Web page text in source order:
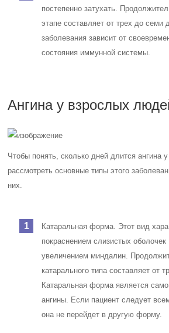
постепенно затухать.
этапе составляет от трех до семи
заболевания зависит от
состояния иммунной системы.
Ангина у взрослых
Чтобы понять, сколько дней длится ангина
рассмотреть основные типы этого
них.
Катаральная форма. Этот вид
покраснением слизистых
увеличением миндалин.
катарального типа составляет от
Катаральная форма является
ангины. Если пациент следует
она не перейдет в другую форму.